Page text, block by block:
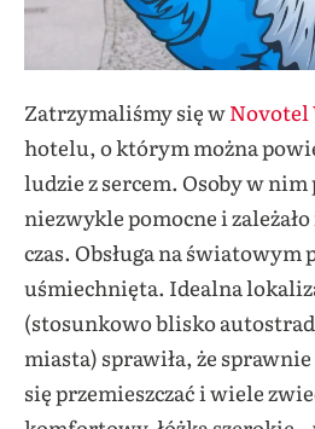
Zatrzymaliśmy się wNovotel
hotelu, o którym można
ludzie z sercem. Osoby w nim
niezwykle pomocne i
czas. Obsługa na światowym
uśmiechnięta. Idealna
(stosunkowo blisko
miasta) sprawiła, że
się przemieszczać i wiele